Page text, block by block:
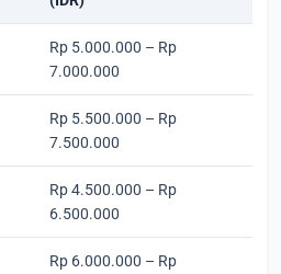
Rp 5.000.000 – Rp
7.000.000
Rp 5.500.000 – Rp
7.500.000
Rp 4.500.000 – Rp
6.500.000
Rp 6.000.000 – Rp